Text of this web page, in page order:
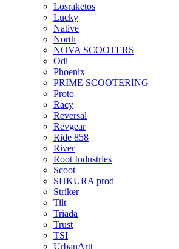
Losraketos
Lucky
Native
North
NOVA SCOOTERS
Odi
Phoenix
PRIME SCOOTERING
Proto
Racy
Reversal
Revgear
Ride 858
River
Root Industries
Scoot
SHKURA рrоd
Striker
Tilt
Triada
Trust
TSI
UrbanArtt